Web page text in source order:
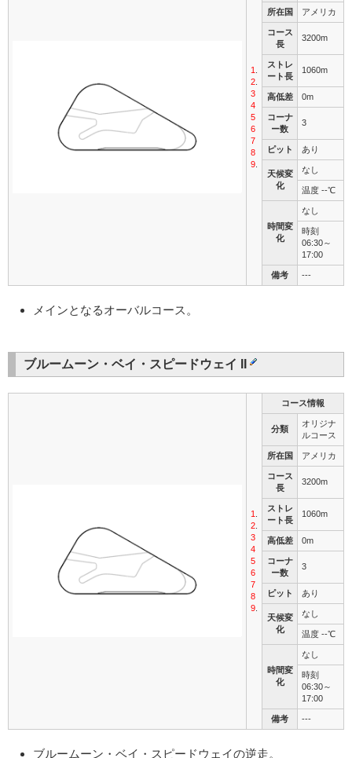
1
2
3
4
5
6
7
8
9
所在国 アメリカ
コース
長
3200m
ストレ
ート長
1060m
高低差 0m
コーナ
ー数
3
ピット あり
天候変
化
なし
温度 --℃
時間変
化
なし
時刻
06:30～
17:00
備考 ---
メインとなるオーバルコース。
ブルームーン・ベイ・スピードウェイ II
1
2
3
4
5
6
7
8
9
コース情報
分類
オリジナ
ルコース
所在国 アメリカ
コース
長
3200m
ストレ
ート長
1060m
高低差 0m
コーナ
ー数
3
ピット あり
天候変
化
なし
温度 --℃
時間変
化
なし
時刻
06:30～
17:00
備考 ---
ブルームーン・ベイ・スピードウェイの逆走。